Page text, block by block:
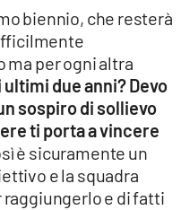
biennio, che resterà
ma per ogni altra
due anni? Devo
sospiro di sollievo
ti porta a vincere
è sicuramente un
e la squadra
e di fatti